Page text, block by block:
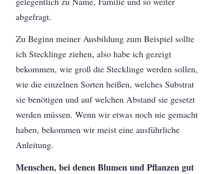
abgefragt.
Zu Beginn meiner Ausbildung zum Beispiel sollte
ich Stecklinge ziehen, also habe ich gezeigt
bekommen, wie groß die Stecklinge werden sollen,
wie die einzelnen Sorten heißen, welches Substrat
sie benötigen und auf welchen Abstand sie gesetzt
werden müssen. Wenn wir etwas noch nie gemacht
haben, bekommen wir meist eine ausführliche
Anleitung.
Menschen, bei denen Blumen und Pflanzen gut